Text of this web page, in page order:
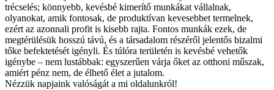
trécselés; könnyebb, kevésbé kimerítő munkákat vállalnak,
olyanokat, amik fontosak, de produktívan kevesebbet termelnek,
ezért az azonnali profit is kisebb rajta. Fontos munkák ezek, de
megtérülésük hosszú távú, és a társadalom részéről jelentős bizalmi
tőke befektetését igényli. És túlóra területén is kevésbé vehetők
igénybe – nem lustábbak: egyszerűen várja őket az otthoni műszak,
amiért pénz nem, de élhető élet a jutalom.
Nézzük napjaink valóságát a mi oldalunkról!